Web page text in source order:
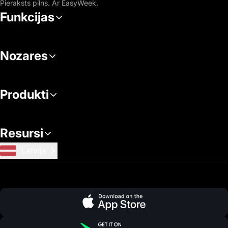
Pieraksts pilns. Ar EasyWeek.
Funkcijas
Nozares
Produkti
Resursi